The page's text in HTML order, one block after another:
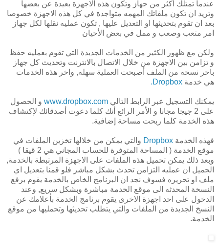
عندما تمتلك اكثر من جهاز وتكون هذه الاجهزة بعيدة عن بعضها
وتريد ان تكون ملفاتك المهمه متواجدة في كل هذه الاجهزة خصوصا
بعد ان تقوم بتحديثها او التعديل عليها , تكون عمليه نقلها لكل جهاز
امر متعب وصعب و ممل في بعض الأحيان
ولكن مع ظهور الكثير من الخدمات الجديدة التي تقوم بعمليه حفظ
و تزامن بين الاجهزة من خلال الاتصال بالانترنت وتحديث كل جهاز
باخر نسخه من الملف أصبحت العملية سهله, واخر هذه الخدمات
هي خدمة Dropbox.
يمكنك التسجيل عبر الرابط التالي www.dropbox.com و الحصول
على 2 جيجا مجانا و الأمر الرائع أنك كلما دعوت أصدقائك لإكتشاف
هذه الخدمة كلما ربحت مساحة إضافية.
فهذه الخدمة Dropbox والتي يمكن من خلالها تخزين الملفات في
موقع الخدمة ( المساحة المتوفرة للحساب المجاني هي 2 قيقا )
وبعد ذلك يمكن تحميل هذه الملفات على الاجهزة المرتبطة بالخدمة,
الجميل ان عمليه التزامن تحدث بشكل مباشر فلو قمنا بتعديل اي
ملف او تحريره فسوف نجد ان البرنامج الخاص بالخدمة يقوم برفع
النسخة المحدثه الى موقع الخدمة مباشرة وبشكل سريع, وعند
الدخول على احد اجهزة الاخرى يقوم برنامج الخدمة بأعلامك عن
النسخ الجديدة من الملفات والتي يتطلب تحديثها وتحمليها من موقع
الخدمة.